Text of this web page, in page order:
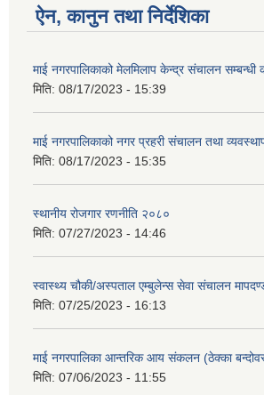
ऐन, कानुन तथा निर्देशिका
माई नगरपालिकाको मेलमिलाप केन्द्र संचालन सम्बन्धी
मिति: 08/17/2023 - 15:39
माई नगरपालिकाको नगर प्रहरी संचालन तथा
मिति: 08/17/2023 - 15:35
स्थानीय रोजगार रणनीति २०८०
मिति: 07/27/2023 - 14:46
स्वास्थ्य चौकी/अस्पताल एम्बुलेन्स सेवा संचालन
मिति: 07/25/2023 - 16:13
माई नगरपालिका आन्तरिक आय संकलन (ठेक्का
मिति: 07/06/2023 - 11:55